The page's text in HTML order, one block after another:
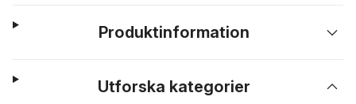
Produktinformation
Utforska kategorier